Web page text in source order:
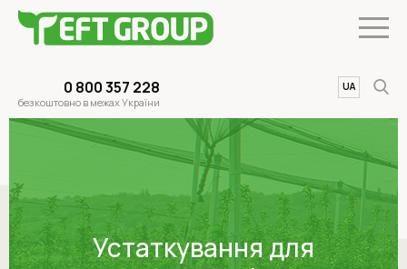
0 800 357 228
безкоштовно в межах України
UA
EN
Устаткування для